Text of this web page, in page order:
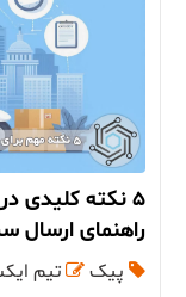
۵ نکته کلیدی
راهنمای ارسال
پیک تیم